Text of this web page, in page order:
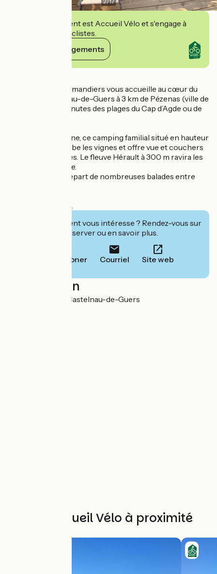
Cet établissement est Accueil Vélo et s'engage à
accueillir des cyclistes.
Voir ses engagements
Le Camping Les Amandiers vous accueille au cœur du
village de Castelnau-de-Guers à 3 km de Pézenas (ville de
Molière) et à 15 minutes des plages du Cap d’Agde ou de
En pleine campagne, ce camping familial situé en hauteur
du village surplombe les vignes et offre vue et couchers
de soleil splendides. Le fleuve Hérault à 300 m ravira les
amateurs de pêche.
Il est le point de départ de nombreuses balades entre
63 emplacements.
Cet établissement vous intéresse ? Rendez-vous sur
leur site pour réserver ou en savoir plus.
Téléphoner Courriel Site web
Localisation
6 rue Eole 34120 Castelnau-de-Guers
Autres Accueil Vélo à proximité